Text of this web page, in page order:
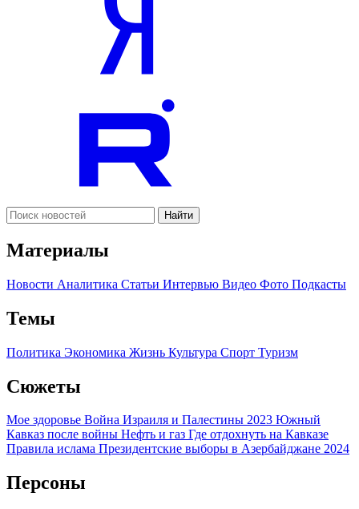
Найти
Материалы
Новости Аналитика Статьи Интервью Видео Фото Подкасты
Темы
Политика Экономика Жизнь Культура Спорт Туризм
Сюжеты
Мое здоровье Война Израиля и Палестины 2023 Южный
Кавказ после войны Нефть и газ Где отдохнуть на Кавказе
Правила ислама Президентские выборы в Азербайджане 2024
Персоны